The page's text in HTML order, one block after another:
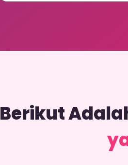
Berikut